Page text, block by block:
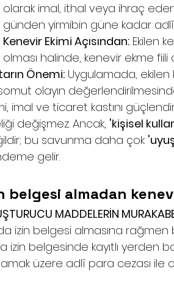
olarak imal, ithal veya ihraç
günden yirmibin güne kadar adlî
Kenevir Ekimi Açısından: Ekilen
olması halinde, kenevir ekme fiili
Önemi: Uygulamada, ekilen
olayın
imal ve ticaret kastını
değişmez. Ancak, 'kişisel
bu savunma daha çok
gelir.
belgesi almadan
MADDELERİN
izin belgesi almasına
izin belgesinde kayıtlı yerden
üzere adlî para cezası ile